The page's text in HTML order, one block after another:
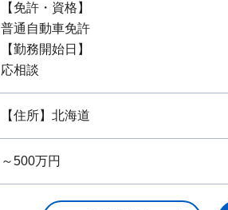
【免許・資格】
普通自動車免許
【勤務開始日】
応相談
【住所】北海道
～500万円